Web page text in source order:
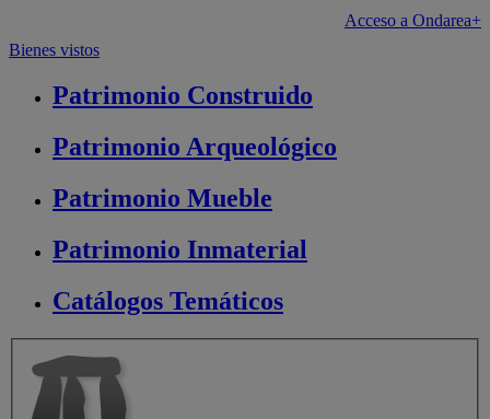
Acceso a Ondarea+
Bienes vistos
Patrimonio Construido
Patrimonio Arqueológico
Patrimonio Mueble
Patrimonio Inmaterial
Catálogos Temáticos